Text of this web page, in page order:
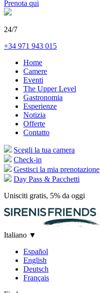
Prenota qui
24/7
+34 971 943 015
Home
Camere
Eventi
The Upper Level
Gastronomia
Esperienze
Notizia
Offerte
Contatto
Scegli la tua camera
Check-in
Gestisci la mia prenotazione
Day Pass & Pacchetti
Unisciti gratis, 5% da oggi
Italiano ▼
Español
English
Deutsch
Français